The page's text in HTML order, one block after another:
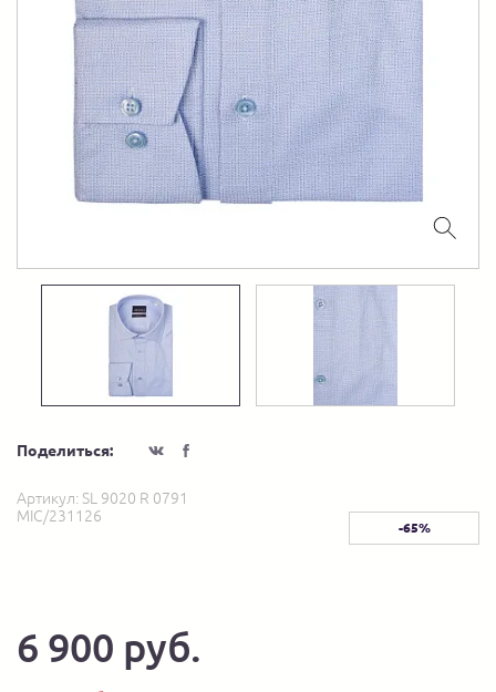
Поделиться:
Артикул: SL 9020 R 0791
MIC/231126
-65%
6 900 руб.